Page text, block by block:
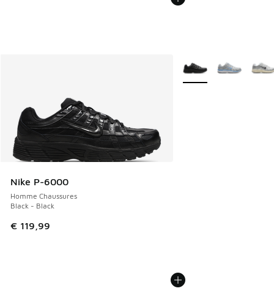
Nike P-6000
Homme Chaussures
Black - Black
€ 119,99
Plus de couleurs